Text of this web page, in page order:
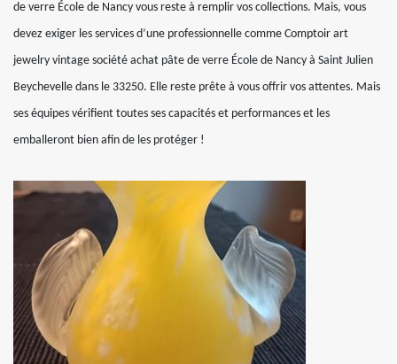
de verre École de Nancy vous reste à remplir vos collections. Mais, vous
devez exiger les services d’une professionnelle comme Comptoir art
jewelry vintage société achat pâte de verre École de Nancy à Saint Julien
Beychevelle dans le 33250. Elle reste prête à vous offrir vos attentes. Mais
ses équipes vérifient toutes ses capacités et performances et les
emballeront bien afin de les protéger !